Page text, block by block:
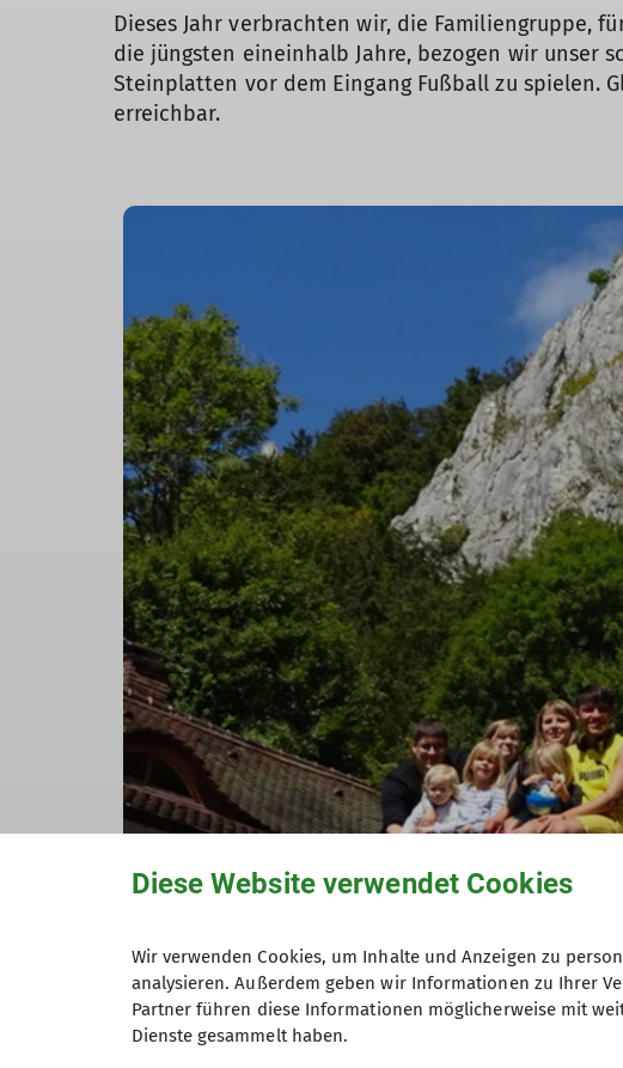
Dieses Jahr verbrachten wir, die Familiengruppe,
die jüngsten eineinhalb Jahre, bezogen wir unser
Steinplatten vor dem Eingang Fußball zu spielen.
erreichbar.
Diese Website verwendet Cookies
Wir verwenden Cookies, um Inhalte und Anzeigen zu
analysieren. Außerdem geben wir Informationen zu Ihrer
Partner führen diese Informationen möglicherweise mit
Dienste gesammelt haben.